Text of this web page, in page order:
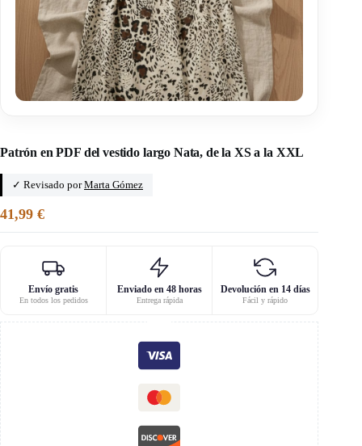
Patrón en PDF del vestido largo Nata, de la XS a la XXL
✓ Revisado porMarta Gómez
41,99 €
Envío gratis
En todos los pedidos
Enviado en 48 horas
Entrega rápida
Devolución en 14 días
Fácil y rápido